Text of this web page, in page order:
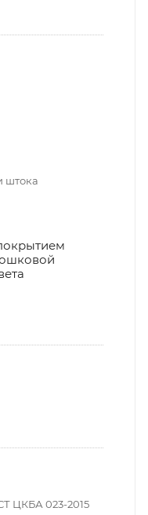
штока
ЦКБА 023-2015